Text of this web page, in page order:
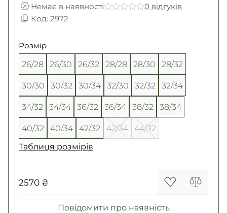
Немає в наявності
0 вiдгукiв
Код: 2972
Розмір
26/28 26/30 26/32 28/28 28/30
28/32
30/30
30/32 30/34 32/30 32/32
32/34
34/32
34/34 36/32 36/34 38/32
38/34
40/32
40/34 42/32 42/34 44/32
Таблиця розмірів
2570 ₴
Повідомити про наявність